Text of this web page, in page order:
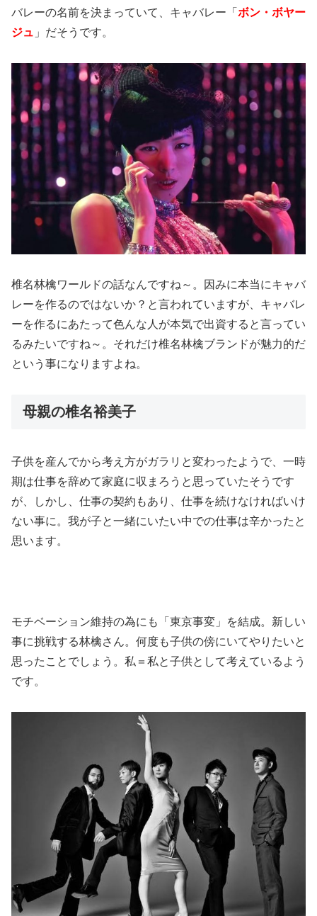
バレーの名前を決まっていて、キャバレー「 ボン・ボヤー
ジュ 」だそうです。
椎名林檎ワールドの話なんですね～。因みに本当にキャバ
レーを作るのではないか？と言われていますが、キャバレ
ーを作るにあたって色んな人が本気で出資すると言ってい
るみたいですね～。それだけ椎名林檎ブランドが魅力的だ
という事になりますよね。
母親の椎名裕美子
子供を産んでから考え方がガラリと変わったようで、一時
期は仕事を辞めて家庭に収まろうと思っていたそうです
が、しかし、仕事の契約もあり、仕事を続けなければいけ
ない事に。我が子と一緒にいたい中での仕事は辛かったと
思います。
モチベーション維持の為にも「東京事変」を結成。新しい
事に挑戦する林檎さん。何度も子供の傍にいてやりたいと
思ったことでしょう。私＝私と子供として考えているよう
です。